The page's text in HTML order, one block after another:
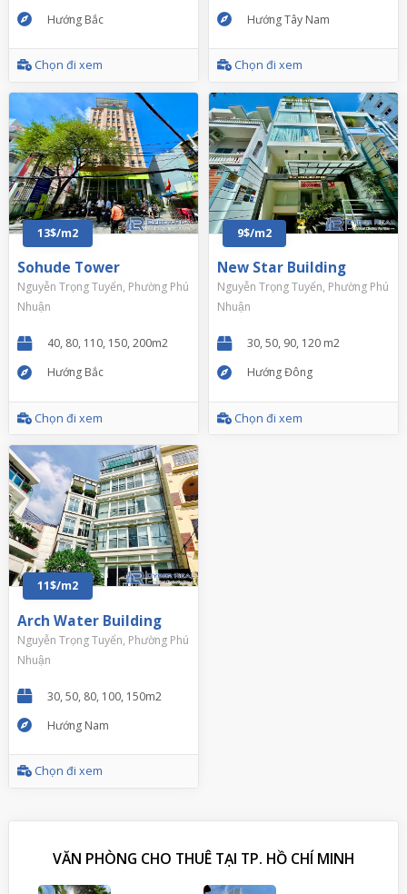
Hướng Bắc
Chọn đi xem
Hướng Tây Nam
Chọn đi xem
13$/m2
Sohude Tower
Nguyễn Trọng Tuyển, Phường Phú
Nhuận
40, 80, 110, 150, 200m2
Hướng Bắc
Chọn đi xem
9$/m2
New Star Building
Nguyễn Trọng Tuyển, Phường Phú
Nhuận
30, 50, 90, 120 m2
Hướng Đông
Chọn đi xem
11$/m2
Arch Water Building
Nguyễn Trọng Tuyển, Phường Phú
Nhuận
30, 50, 80, 100, 150m2
Hướng Nam
Chọn đi xem
VĂN PHÒNG CHO THUÊ TẠI TP. HỒ CHÍ MINH